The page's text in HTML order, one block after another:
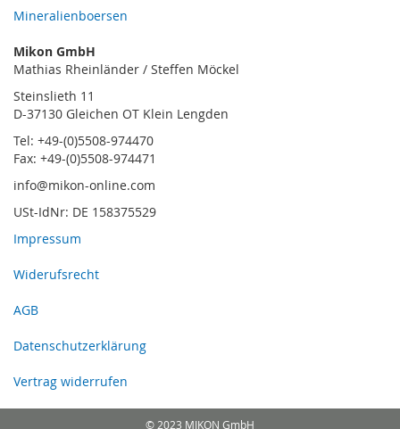
Mineralienboersen
Mikon GmbH
Mathias Rheinländer / Steffen Möckel
Steinslieth 11
D-37130 Gleichen OT Klein Lengden
Tel: +49-(0)5508-974470
Fax: +49-(0)5508-974471
info@mikon-online.com
USt-IdNr: DE 158375529
Impressum
Widerufsrecht
AGB
Datenschutzerklärung
Vertrag widerrufen
© 2023 MIKON GmbH